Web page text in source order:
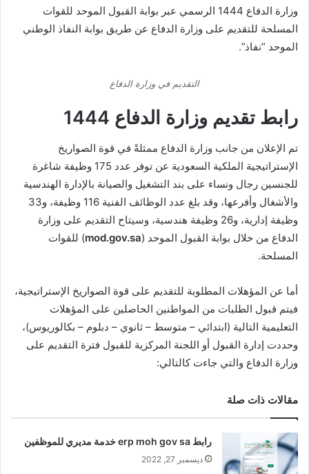
وزارة الدفاع 1444 الرسمي عبر بوابة القبول الموحد للقوات
المسلحة للتقديم على وزارة الدفاع عن طريق بوابة النفاذ الوطني
الموحد “نفاذ”.
التقديم في وزارة الدفاع
رابط تقديم وزارة الدفاع 1444
تم الإعلان من جانب وزارة الدفاع ممثلةً في قوة الصواريخ
الإستراتيجية الملكية السعودية عن توفر عدد 175 وظيفة شاغرة
للجنسين رجال ونساء على بند التشغيل والصيانة بالإدارة الهندسية
والأشغال وأفرعها، وقد بلغ عدد الوظائف الفنية 116 وظيفة، و33
وظيفة إدارية، و26 وظيفة هندسية، وسيتاح التقديم على وزارة
الدفاع من خلال بوابة القبول الموحد (mod.gov.sa) للقوات
المسلحة.
أما عن المؤهلات المطلوبة للتقديم على قوة الصواريخ الإستراتيجية،
فيتم قبول الطلبات من المواطنين الحاصلين على المؤهلات
التعليمية التالية (ابتدائي – متوسط – ثانوي – دبلوم – بكالوريوس)،
وحددت إدارة القبول أو اللجنة المركزية للقبول فترة التقديم على
وزارة الدفاع والتي جاءت كالتالي:
مقالات ذات صلة
رابط erp moh gov sa خدمة مديري للموظفين
ديسمبر 27, 2022